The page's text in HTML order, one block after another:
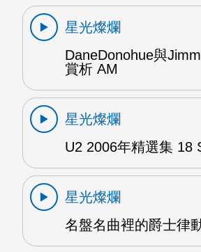
星光燦爛
DaneDonohue與
賞析 AM
星光燦爛
U2 2006年精選集 18
星光燦爛
名盤名曲裡的爵士律